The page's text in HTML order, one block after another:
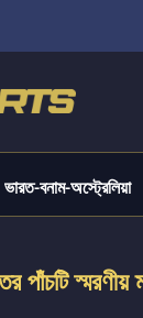
ভারত-বনাম-অস্ট্রেলিয়া
স্মরণীয়